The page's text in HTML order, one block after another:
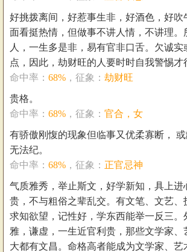
好挑拨离间，好惹事生非，好酒色，好吹
面看挺热情，但做事不讲人情，不讲理。
人，一生多是非，易有官非口舌。欠诚
点，因此，劫财旺的人要时时自我警惕才
命中率： 68% ，征象： 劫财旺
贵格。
命中率： 68% ，征象： 官合，女
有骄傲刚愎的现象但临事又优柔寡断，
无法纪。
命中率： 68% ，征象： 正官忌神
气质雅秀，举止斯文，好学新知，具上进
贵，不与粗俗之辈乱交。有文笔、文艺、
求知欲望，记性好，学东西能举一反三。
雅，谦虚，一生近官利贵，那些文学家、
大都有文昌。命格高者能成为文学家、艺